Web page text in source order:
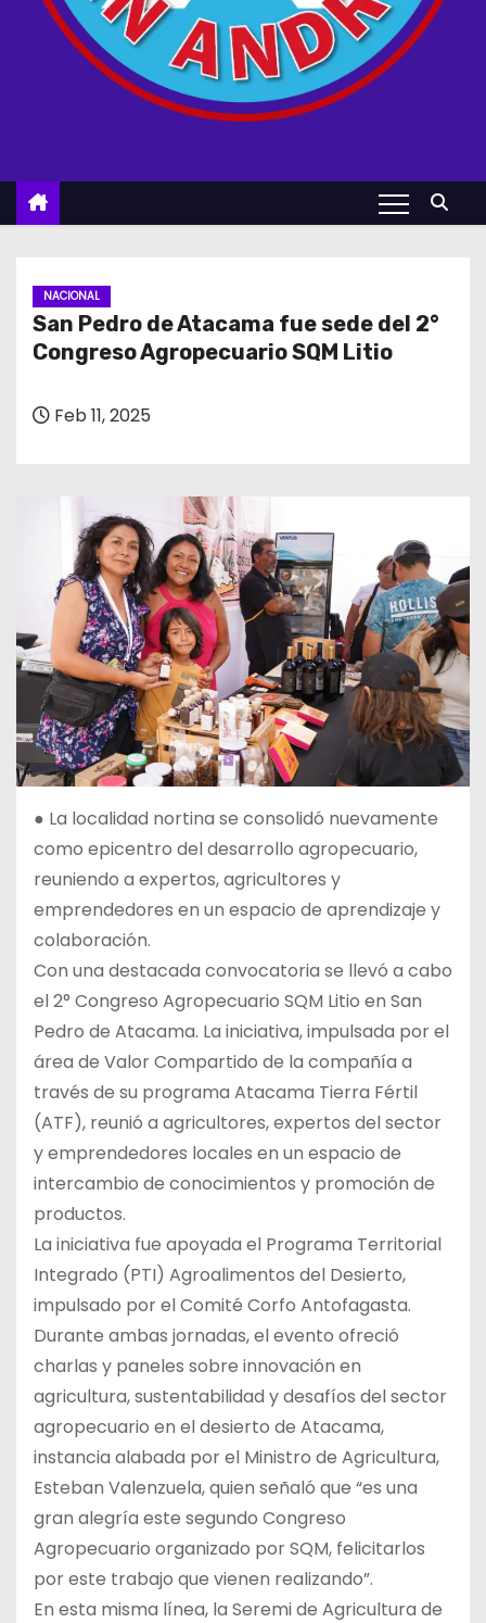
NACIONAL
San Pedro de Atacama fue sede del 2°
Congreso Agropecuario SQM Litio
Feb 11, 2025
● La localidad nortina se consolidó nuevamente
como epicentro del desarrollo agropecuario,
reuniendo a expertos, agricultores y
emprendedores en un espacio de aprendizaje y
colaboración.
Con una destacada convocatoria se llevó a cabo
el 2° Congreso Agropecuario SQM Litio en San
Pedro de Atacama. La iniciativa, impulsada por el
área de Valor Compartido de la compañía a
través de su programa Atacama Tierra Fértil
(ATF), reunió a agricultores, expertos del sector
y emprendedores locales en un espacio de
intercambio de conocimientos y promoción de
productos.
La iniciativa fue apoyada el Programa Territorial
Integrado (PTI) Agroalimentos del Desierto,
impulsado por el Comité Corfo Antofagasta.
Durante ambas jornadas, el evento ofreció
charlas y paneles sobre innovación en
agricultura, sustentabilidad y desafíos del sector
agropecuario en el desierto de Atacama,
instancia alabada por el Ministro de Agricultura,
Esteban Valenzuela, quien señaló que “es una
gran alegría este segundo Congreso
Agropecuario organizado por SQM, felicitarlos
por este trabajo que vienen realizando”.
En esta misma línea, la Seremi de Agricultura de